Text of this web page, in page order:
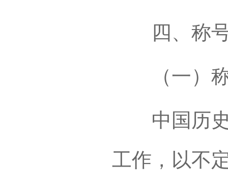
四、称号
（一）称
中国历史
工作，以不